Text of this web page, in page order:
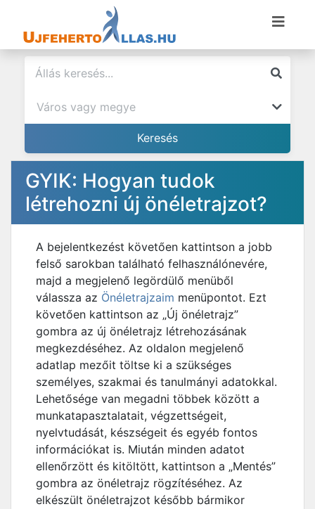
GYIK: Hogyan tudok
létrehozni új önéletrajzot?
A bejelentkezést követően kattintson a jobb
felső sarokban található felhasználónevére,
majd a megjelenő legördülő menüből
válassza az Önéletrajzaim menüpontot. Ezt
követően kattintson az „Új önéletrajz”
gombra az új önéletrajz létrehozásának
megkezdéséhez. Az oldalon megjelenő
adatlap mezőit töltse ki a szükséges
személyes, szakmai és tanulmányi adatokkal.
Lehetősége van megadni többek között a
munkatapasztalatait, végzettségeit,
nyelvtudását, készségeit és egyéb fontos
információkat is. Miután minden adatot
ellenőrzött és kitöltött, kattintson a „Mentés”
gombra az önéletrajz rögzítéséhez. Az
elkészült önéletrajzot később bármikor